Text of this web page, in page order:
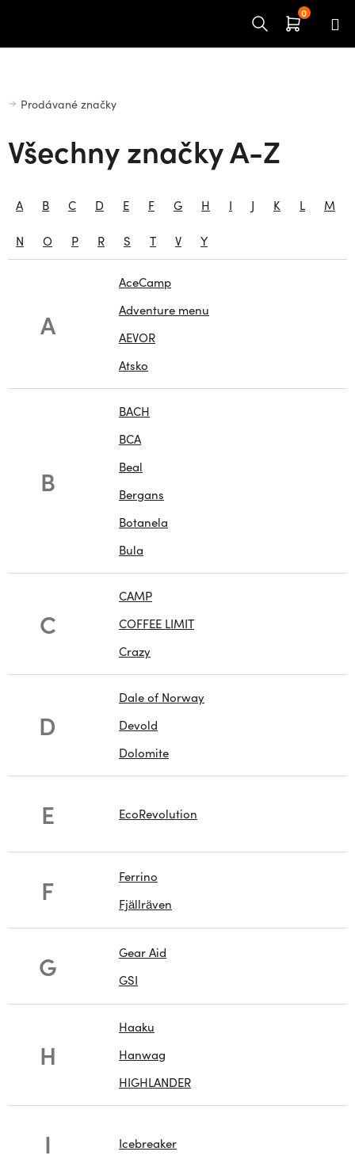
Domů
Prodávané značky
Všechny značky A-Z
A B C D E F G H I J K L M
N O P R S T V Y
A
AceCamp
Adventure menu
AEVOR
Atsko
B
BACH
BCA
Beal
Bergans
Botanela
Bula
C
CAMP
COFFEE LIMIT
Crazy
D
Dale of Norway
Devold
Dolomite
E EcoRevolution
F
Ferrino
Fjällräven
G
Gear Aid
GSI
H
Haaku
Hanwag
HIGHLANDER
I Icebreaker